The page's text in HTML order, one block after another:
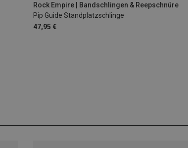
Rock Empire | Bandschlingen & Reepschnüre
Pip Guide Standplatzschlinge
47,95 €